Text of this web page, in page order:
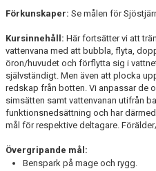
Förkunskaper: Se målen för
Kursinnehåll: Här fortsätter vi att
vattenvana med att bubbla, flyta,
öron/huvudet och förflytta sig i
självständigt. Men även att plocka
redskap från botten. Vi anpassar de
simsätten samt vattenvanan utifrån
funktionsnedsättning och har
mål för respektive deltagare.
Övergripande mål:
Benspark på mage och rygg.